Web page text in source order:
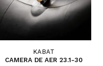
KABAT
CAMERA DE AER 23.1-30